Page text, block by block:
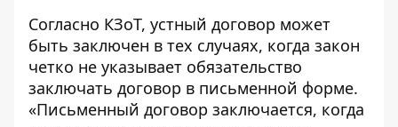
Согласно КЗоТ, устный договор может
быть заключен в тех случаях, когда закон
четко не указывает обязательство
заключать договор в письменной форме.
«Письменный договор заключается, когда